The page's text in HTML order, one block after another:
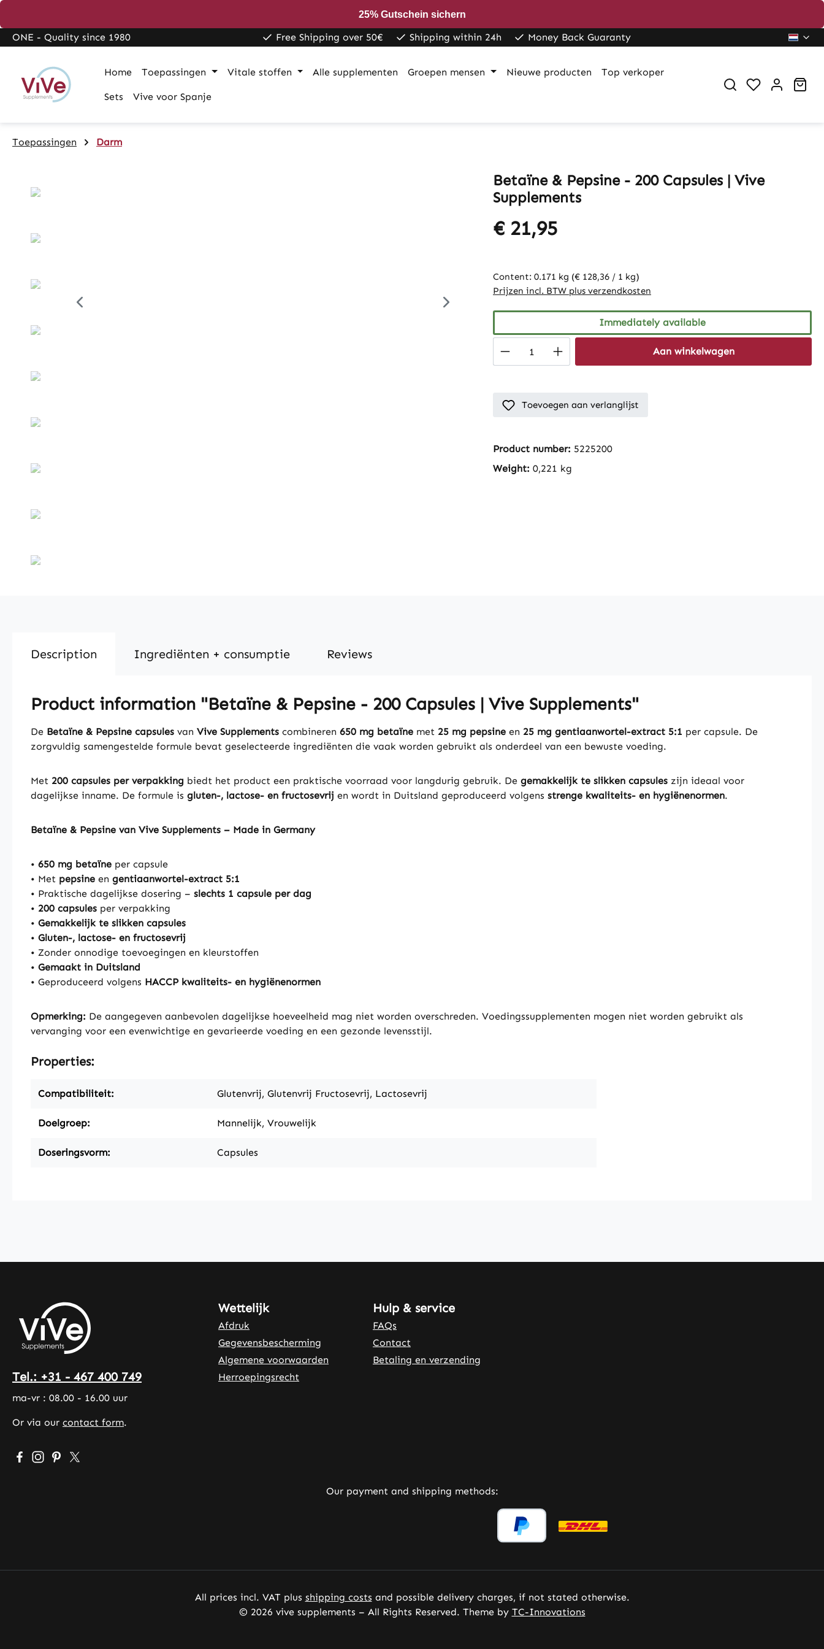
25% Gutschein sichern
ONE - Quality since 1980 Free Shipping over 50€ Shipping within 24h Money Back Guaranty
Home Toepassingen Vitale stoffen Alle supplementen Groepen mensen Nieuwe producten Top verkoper
Sets Vive voor Spanje
Toepassingen Darm
Betaïne & Pepsine - 200 Capsules | Vive
Supplements
€ 21,95
Content: 0.171 kg (€ 128,36 / 1 kg)
Prijzen incl. BTW plus verzendkosten
Immediately available
Product Quantity: Enter the desired amount
Aan winkelwagen
Toevoegen aan verlanglijst
Product number: 5225200
Weight: 0,221 kg
Description Ingrediënten + consumptie Reviews
Product information "Betaïne & Pepsine - 200 Capsules | Vive Supplements"
De Betaïne & Pepsine capsules van Vive Supplements combineren 650 mg betaïne met 25 mg pepsine en 25 mg gentiaanwortel-extract 5:1 per capsule. De
zorgvuldig samengestelde formule bevat geselecteerde ingrediënten die vaak worden gebruikt als onderdeel van een bewuste voeding.
Met 200 capsules per verpakking biedt het product een praktische voorraad voor langdurig gebruik. De gemakkelijk te slikken capsules zijn ideaal voor
dagelijkse inname. De formule is gluten-, lactose- en fructosevrij en wordt in Duitsland geproduceerd volgens strenge kwaliteits- en hygiënenormen.
Betaïne & Pepsine van Vive Supplements – Made in Germany
• 650 mg betaïne per capsule
• Met pepsine en gentiaanwortel-extract 5:1
• Praktische dagelijkse dosering – slechts 1 capsule per dag
• 200 capsules per verpakking
• Gemakkelijk te slikken capsules
• Gluten-, lactose- en fructosevrij
• Zonder onnodige toevoegingen en kleurstoffen
• Gemaakt in Duitsland
• Geproduceerd volgens HACCP kwaliteits- en hygiënenormen
Opmerking: De aangegeven aanbevolen dagelijkse hoeveelheid mag niet worden overschreden. Voedingssupplementen mogen niet worden gebruikt als
vervanging voor een evenwichtige en gevarieerde voeding en een gezonde levensstijl.
Properties:
Compatibiliteit: Glutenvrij, Glutenvrij Fructosevrij, Lactosevrij
Doelgroep: Mannelijk, Vrouwelijk
Doseringsvorm: Capsules
Tel.: +31 - 467 400 749
ma-vr : 08.00 - 16.00 uur
Or via our contact form.
Visit us on Facebook – opens in a new browser tab (external link)
Check us out on Instagram – opens in a new browser tab (external link)
Get inspired on Pinterest – opens in a new browser tab (external link)
Follow us on X – opens in a new browser tab (external link)
Wettelijk
Afdruk
Gegevensbescherming
Algemene voorwaarden
Herroepingsrecht
Hulp & service
FAQs
Contact
Betaling en verzending
Our payment and shipping methods:
All prices incl. VAT plus shipping costs and possible delivery charges, if not stated otherwise.
© 2026 vive supplements – All Rights Reserved. Theme by TC-Innovations